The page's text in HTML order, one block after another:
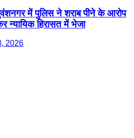
में पुलिस ने शराब पीने के आरोप
न्यायिक हिरासत में भेजा
2026